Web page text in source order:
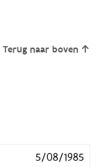
Terug naar boven
5/08/1985